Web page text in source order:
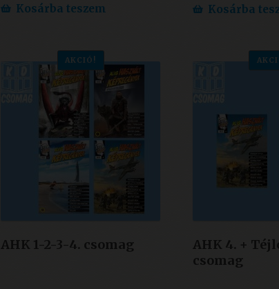
Kosárba teszem Kosárba
AHK 1-2-3-4. csomag
AKCIÓ!
AHK 4. +
csomag